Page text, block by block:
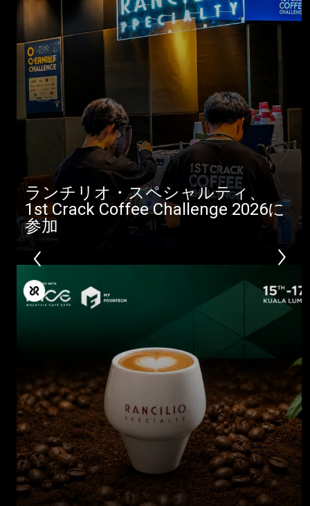
ランチリオ・スペシャルティ、
1st Crack Coffee Challenge 2026に
参加
製品情報
ニュース
ダウンロード
もっと見る